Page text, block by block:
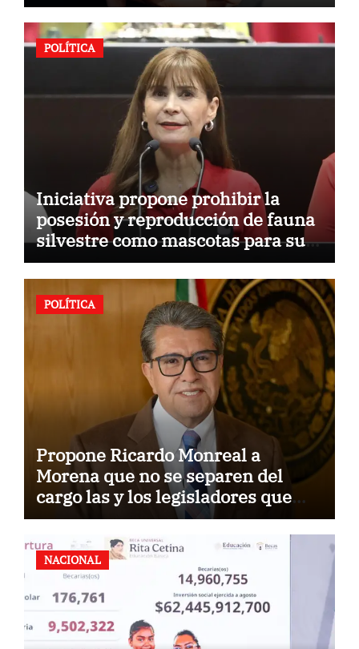
POLÍTICA
Iniciativa propone prohibir la
posesión y reproducción de fauna
silvestre como mascotas para su
comercialización
POLÍTICA
Propone Ricardo Monreal a
Morena que no se separen del
cargo las y los legisladores que
quieren reelegirse
NACIONAL